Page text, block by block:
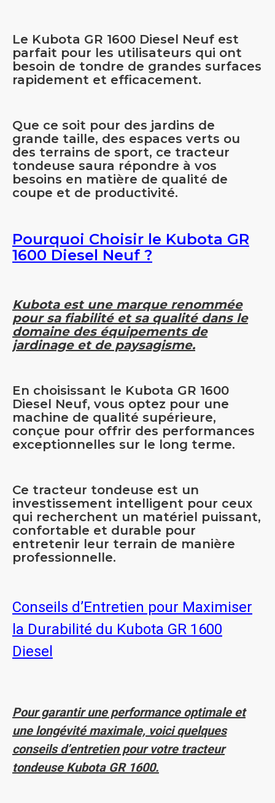
Le Kubota GR 1600 Diesel Neuf est
parfait pour les utilisateurs qui ont
besoin de tondre de grandes surfaces
rapidement et efficacement.
Que ce soit pour des jardins de
grande taille, des espaces verts ou
des terrains de sport, ce tracteur
tondeuse saura répondre à vos
besoins en matière de qualité de
coupe et de productivité.
Pourquoi Choisir le Kubota GR
1600 Diesel Neuf ?
Kubota est une marque renommée
pour sa fiabilité et sa qualité dans le
domaine des équipements de
jardinage et de paysagisme.
En choisissant le Kubota GR 1600
Diesel Neuf, vous optez pour une
machine de qualité supérieure,
conçue pour offrir des performances
exceptionnelles sur le long terme.
Ce tracteur tondeuse est un
investissement intelligent pour ceux
qui recherchent un matériel puissant,
confortable et durable pour
entretenir leur terrain de manière
professionnelle.
Conseils d’Entretien pour Maximiser
la Durabilité du Kubota GR 1600
Diesel
Pour garantir une performance optimale et
une longévité maximale, voici quelques
conseils d’entretien pour votre tracteur
tondeuse Kubota GR 1600.